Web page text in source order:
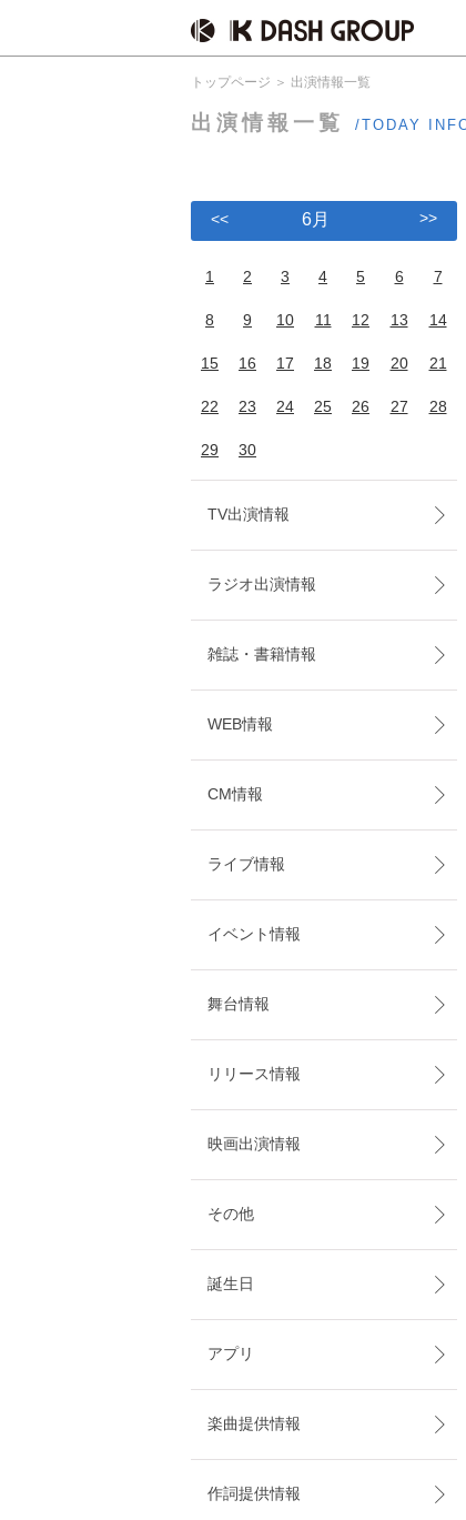
トップページ 出演情報一覧
出演情報一覧 /TODAY
<< 6月 >>
1 2 3 4 5 6 7
8 9 10 11 12 13 14
15 16 17 18 19 20 21
22 23 24 25 26 27 28
29 30
TV出演情報
ラジオ出演情報
雑誌・書籍情報
WEB情報
CM情報
ライブ情報
イベント情報
舞台情報
リリース情報
映画出演情報
その他
誕生日
アプリ
楽曲提供情報
作詞提供情報